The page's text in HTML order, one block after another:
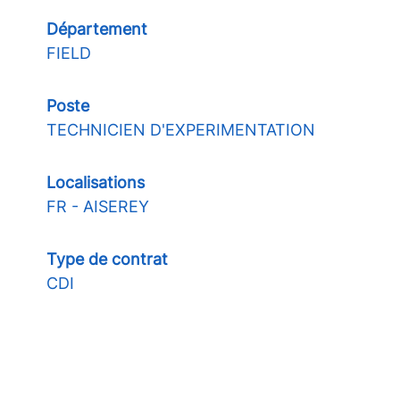
Département
FIELD
Poste
TECHNICIEN D'EXPERIMENTATION
Localisations
FR - AISEREY
Type de contrat
CDI